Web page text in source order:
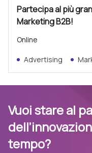
Partecipa al più
Marketing B2B!
Online
Advertising
Vuoi stare al
tempo?